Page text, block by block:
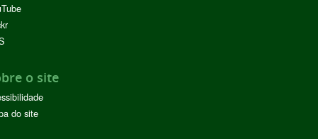
o site
do site